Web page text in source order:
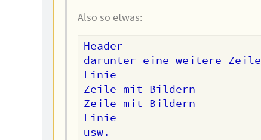
Also so etwas:
Header
darunter eine weitere Zeile
Linie
Zeile mit Bildern
Zeile mit Bildern
Linie
usw.